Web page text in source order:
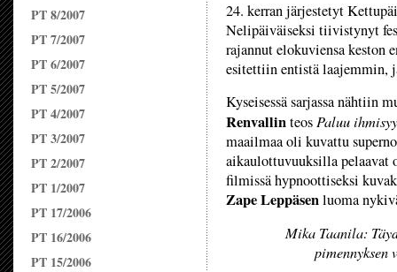
PT 8/2007
PT 7/2007
PT 6/2007
PT 5/2007
PT 4/2007
PT 3/2007
PT 2/2007
PT 1/2007
PT 17/2006
PT 16/2006
PT 15/2006
24. kerran järjestetyt
Nelipäiväiseksi tiivistynyt
rajannut elokuviensa keston
esitettiin entistä laajemmin,
Kyseisessä sarjassa nähtiin
Renvallinteos Paluu
maailmaa oli kuvattu
aikaulottuvuuksilla pelaavat
filmissä hypnoottiseksi
Zape Leppäsenluoma
Mika Taanila:
pimennyksen